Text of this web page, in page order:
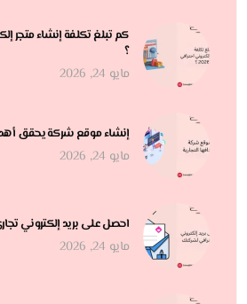
؟
مايو 24, 2026
إنشاء موقع شركة يحقق
مايو 24, 2026
احصل على بريد إلكتروني
مايو 24, 2026